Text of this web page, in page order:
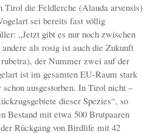
Tirol die Feldlerche (Alauda arvensis)
sei bereits fast völlig
„Jetzt gibt es nur noch zwischen
als rosig ist auch die Zukunft
der Nummer zwei auf der
ist im gesamten EU-Raum stark
ausgestorben. In Tirol nicht –
dieser Spezies“, so
Bestand mit etwa 500 Brutpaaren
Rückgang von Birdlife mit 42